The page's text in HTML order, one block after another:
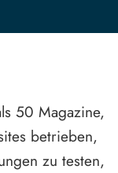
50 Magazine,
betrieben,
zu testen,